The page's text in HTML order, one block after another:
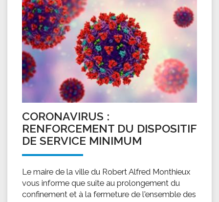
CORONAVIRUS :
RENFORCEMENT DU DISPOSITIF
DE SERVICE MINIMUM
Le maire de la ville du Robert Alfred Monthieux
vous informe que suite au prolongement du
confinement et à la fermeture de l'ensemble des